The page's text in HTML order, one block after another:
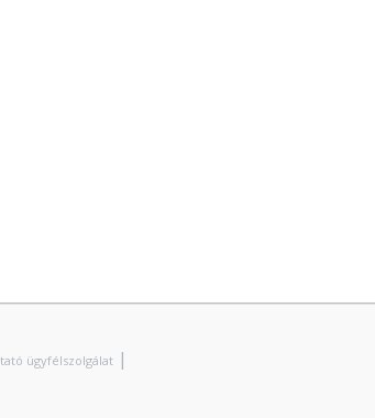
ügyfélszolgálat |